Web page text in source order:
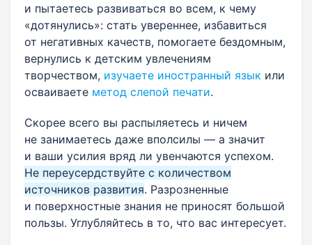
и пытаетесь развиваться во всем, к чему
«дотянулись»: стать увереннее, избавиться
от негативных качеств, помогаете бездомным,
вернулись к детским увлечениям
творчеством, изучаете иностранный язык или
осваиваете метод слепой печати.
Скорее всего вы распыляетесь и ничем
не занимаетесь даже вполсилы — а значит
и ваши усилия вряд ли увенчаются успехом.
Не переусердствуйте с количеством
источников развития. Разрозненные
и поверхностные знания не приносят большой
пользы. Углубляйтесь в то, что вас интересует.